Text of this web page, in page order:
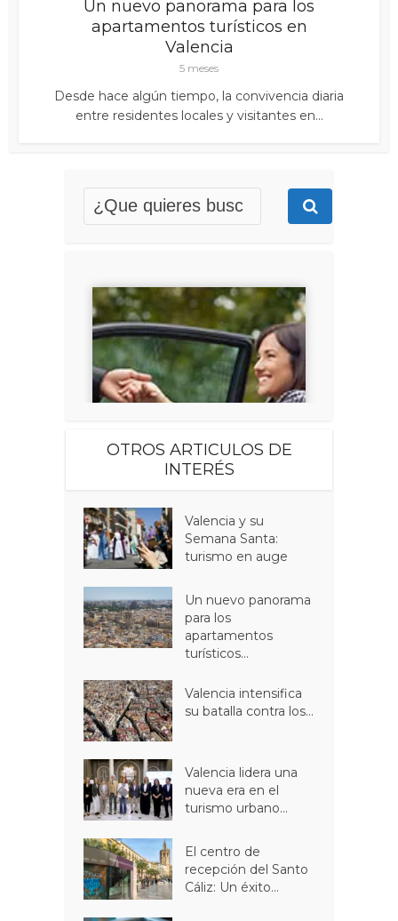
Un nuevo panorama para los
apartamentos turísticos en
Valencia
5 meses
Desde hace algún tiempo, la convivencia diaria
entre residentes locales y visitantes en...
OTROS ARTICULOS DE
INTERÉS
Valencia y su
Semana Santa:
turismo en auge
Un nuevo panorama
para los
apartamentos
turísticos...
Valencia intensifica
su batalla contra los...
Valencia lidera una
nueva era en el
turismo urbano...
El centro de
recepción del Santo
Cáliz: Un éxito...